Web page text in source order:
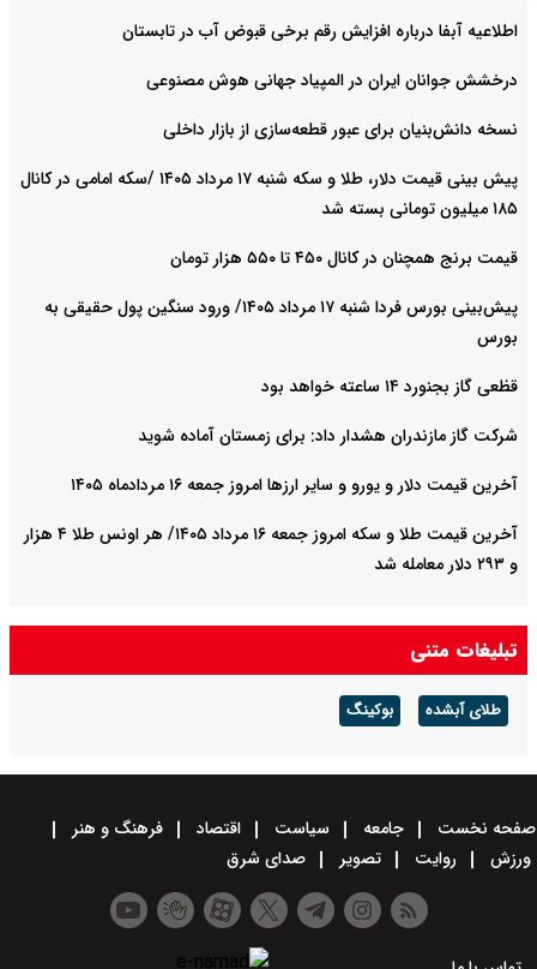
اطلاعیه آبفا درباره افزایش رقم برخی قبوض آب در تابستان
درخشش جوانان ایران در المپیاد جهانی هوش مصنوعی
نسخه دانش‌بنیان برای عبور قطعه‌سازی از بازار داخلی
پیش ‌بینی قیمت دلار، طلا و سکه شنبه ۱۷ مرداد ۱۴۰۵ /سکه امامی در کانال
۱۸۵ میلیون تومانی بسته شد
قیمت برنج همچنان در کانال ۴۵۰ تا ۵۵۰ هزار تومان
پیش‌بینی بورس فردا شنبه ۱۷ مرداد ۱۴۰۵/ ورود سنگین پول حقیقی به
بورس
قظعی گاز بجنورد ۱۴ ساعته خواهد بود
شرکت گاز مازندران هشدار داد: برای زمستان آماده شوید
آخرین قیمت دلار و یورو و سایر ارزها امروز جمعه ۱۶ مردادماه ۱۴۰۵
آخرین قیمت طلا و سکه امروز جمعه ۱۶ مرداد ۱۴۰۵/ هر اونس طلا ۴ هزار
و ٢٩٣ دلار معامله شد
تبلیغات متنی
طلای آبشده بوکینگ
صفحه نخست جامعه سیاست اقتصاد
فرهنگ و هنر
ورزش
روایت تصویر صدای شرق